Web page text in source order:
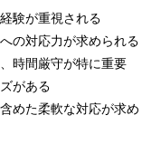
験が重視される
の対応力が求められる
時間厳守が特に重要
がある
めた柔軟な対応が求め